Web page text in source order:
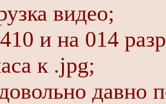
видео;
и на 014
к .jpg;
давно